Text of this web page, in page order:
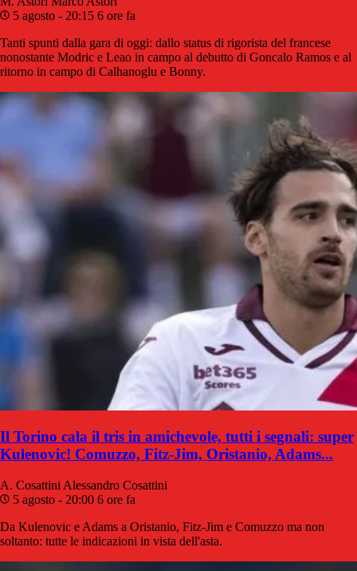
5 agosto - 20:15 6 ore fa
Tanti spunti dalla gara di oggi: dallo status di rigorista del francese
nonostante Modric e Leao in campo al debutto di Goncalo Ramos e al
ritorno in campo di Calhanoglu e Bonny.
Il Torino cala il tris in amichevole, tutti i segnali: super
Kulenovic! Comuzzo, Fitz-Jim, Oristanio, Adams...
A. Cosattini Alessandro Cosattini
5 agosto - 20:00 6 ore fa
Da Kulenovic e Adams a Oristanio, Fitz-Jim e Comuzzo ma non
soltanto: tutte le indicazioni in vista dell'asta.